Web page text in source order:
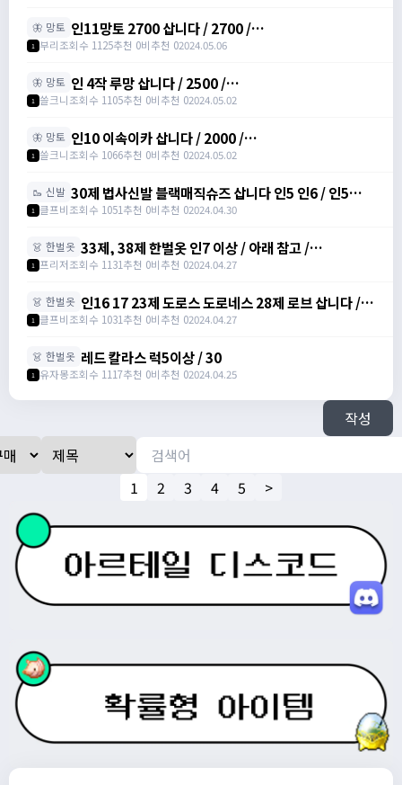
🦋 망토 인11망토 2700 삽니다 / 2700 /
https://open.kakao.com/o/sK2SkjVf
1 부리조회수 1125추천 0비추천 02024.05.06
🦋 망토 인 4작 루망 삽니다 / 2500 /
https://open.kakao.com/o/gQUo2Gig
1 쓸크니조회수 1105추천 0비추천 02024.05.02
🦋 망토 인10 이속이카 삽니다 / 2000 /
https://open.kakao.com/o/gQUo2Gig
1 쓸크니조회수 1066추천 0비추천 02024.05.02
🥾 신발 30제 법사신발 블랙매직슈즈 삽니다 인5 인6 / 인5
800 인6 2000 /
1 클프비조회수 1051추천 0비추천 02024.04.30
👗 한벌옷 33제, 38제 한벌옷 인7 이상 / 아래 참고 /
https://open.kakao.com/me/Zlzonefree
1 프리저조회수 1131추천 0비추천 02024.04.27
👗 한벌옷 인16 17 23제 도로스 도로네스 28제 로브 삽니다 /
16 2200만 17 3500만 /
1 클프비조회수 1031추천 0비추천 02024.04.27
👗 한벌옷 레드 칼라스 럭5이상 / 30
1 유자몽조회수 1117추천 0비추천 02024.04.25
작성
1 2 3 4 5 >